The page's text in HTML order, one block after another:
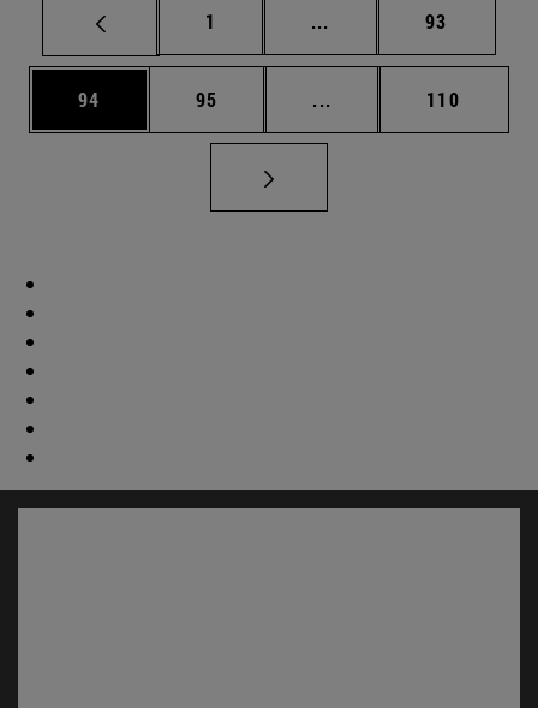
Página
1 ... Páginas intermedias
Página
93
Página
94 Página
95 ... Páginas intermedias
Página
110